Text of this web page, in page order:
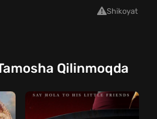
Shikoyat
Qilinmoqda